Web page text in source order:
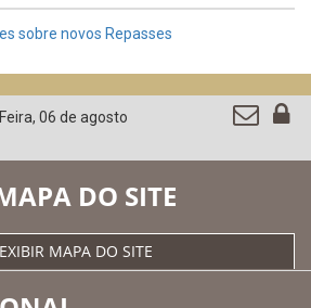
sobre novos Repasses
, 06 de agosto
DO SITE
MAPA DO SITE